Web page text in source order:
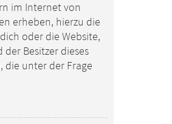
im Internet von
erheben, hierzu die
oder die Website,
Besitzer dieses
die unter der Frage